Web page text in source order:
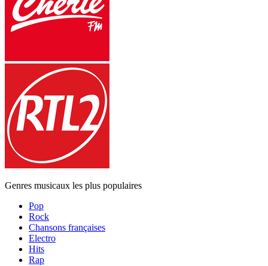
Genres musicaux les plus populaires
Pop
Rock
Chansons françaises
Electro
Hits
Rap